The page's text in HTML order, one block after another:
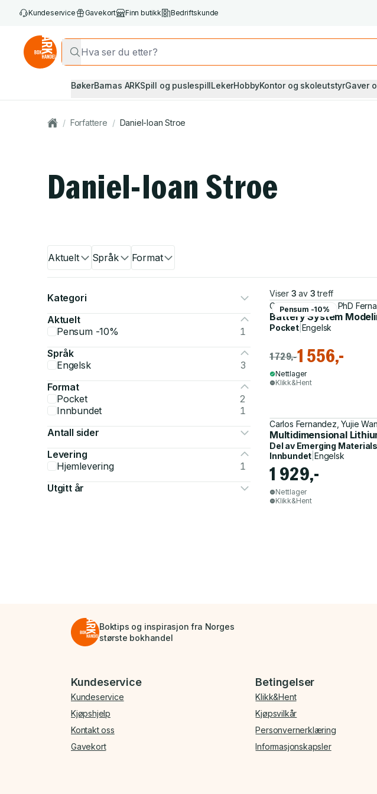
Kundeservice Gavekort Finn butikk Bedriftskunde
BøkerBarnas ARKSpill og puslespillLekerHobbyKontor og skoleutstyrGaver
/ Forfattere / Daniel-Ioan Stroe
Daniel-Ioan Stroe
Aktuelt Språk Format
Kategori
Aktuelt
Pensum -10%
1
Språk
Engelsk
3
Format
Pocket
2
Innbundet
1
Antall sider
Levering
Hjemlevering
1
Utgitt år
Viser 3 av 3 treff
Pensum -10%
Cao Wen, Carlos, PhD
Battery System
Pocket| Engelsk
1 729,-1 556,-
Nettlager
Klikk&Hent
Carlos Fernandez, Yujie
Multidimensional
Del av Emerging
Innbundet |Engelsk
1 929,-
Nettlager
Klikk&Hent
Boktips og inspirasjon fra Norges
største bokhandel
Bunnmeny
Kundeservice
Kundeservice
Kjøpshjelp
Kontakt oss
Gavekort
Betingelser
Klikk&Hent
Kjøpsvilkår
Personvernerklæring
Informasjonskapsler